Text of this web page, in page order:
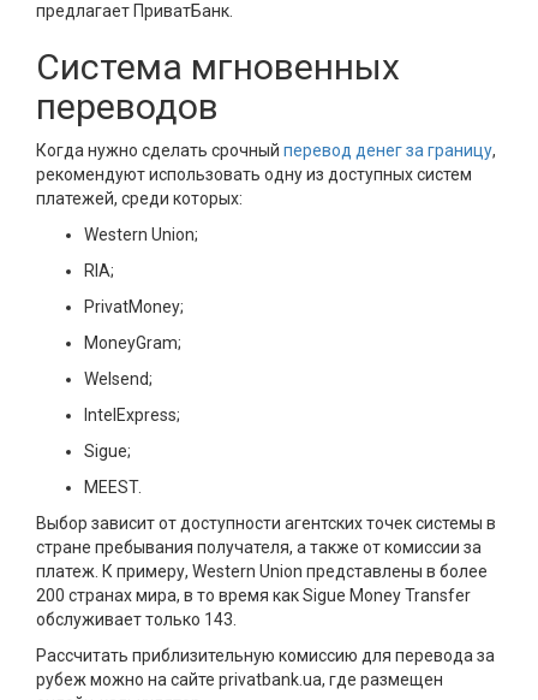
предлагает ПриватБанк.
Система мгновенных
переводов
Когда нужно сделать срочный перевод денег за границу,
рекомендуют использовать одну из доступных систем
платежей, среди которых:
Western Union;
RIA;
PrivatMoney;
MoneyGram;
Welsend;
IntelExpress;
Sigue;
MEEST.
Выбор зависит от доступности агентских точек системы в
стране пребывания получателя, а также от комиссии за
платеж. К примеру, Western Union представлены в более
200 странах мира, в то время как Sigue Money Transfer
обслуживает только 143.
Рассчитать приблизительную комиссию для перевода за
рубеж можно на сайте privatbank.ua, где размещен